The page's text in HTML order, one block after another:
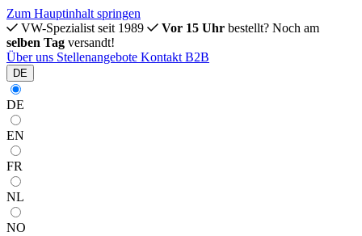
Zum Hauptinhalt springen
VW-Spezialist seit 1989
Vor 15 Uhr bestellt? Noch am
selben Tag versandt!
Über uns Stellenangebote Kontakt B2B
DE
DE
EN
FR
NL
NO